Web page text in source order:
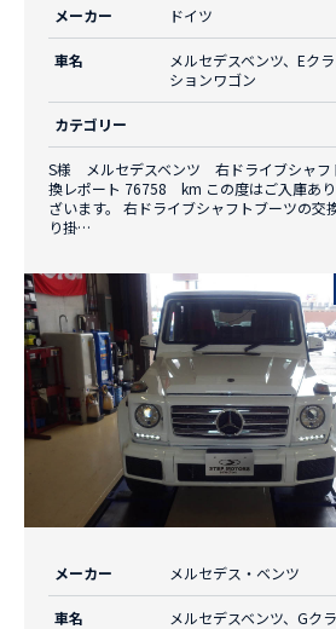
メーカー ドイツ
車名
メルセデスベンツ、Eク
ションワゴン
カテゴリー
S様 メルセデスベンツ 右ドライブシャフ
換レポート 76758 km この度はご入庫あ
ざいます。 右ドライブシャフトブーツの交
り掛…
メーカー メルセデス・ベンツ
車名 メルセデスベンツ、Gク